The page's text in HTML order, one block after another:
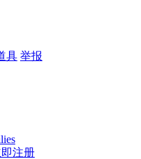
具 举报
注册